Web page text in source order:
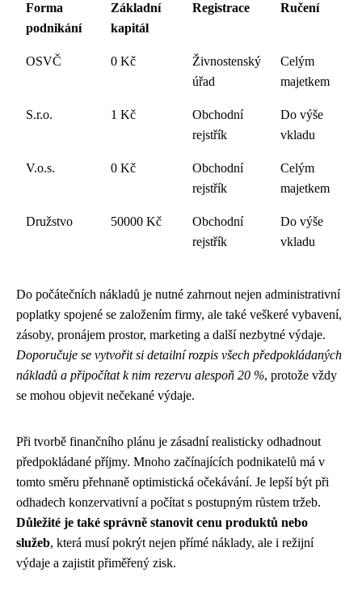
Forma
podnikání
Základní
kapitál
Registrace Ručení
OSVČ 0 Kč
Živnostenský
úřad
Celým
majetkem
S.r.o. 1 Kč
Obchodní
rejstřík
Do výše
vkladu
V.o.s. 0 Kč
Obchodní
rejstřík
Celým
majetkem
Družstvo 50000 Kč
Obchodní
rejstřík
Do výše
vkladu
Do počátečních nákladů je nutné zahrnout nejen administrativní
poplatky spojené se založením firmy, ale také veškeré vybavení,
zásoby, pronájem prostor, marketing a další nezbytné výdaje.
Doporučuje se vytvořit si detailní rozpis všech předpokládaných
nákladů a připočítat k nim rezervu alespoň 20 %, protože vždy
se mohou objevit nečekané výdaje.
Při tvorbě finančního plánu je zásadní realisticky odhadnout
předpokládané příjmy. Mnoho začínajících podnikatelů má v
tomto směru přehnaně optimistická očekávání. Je lepší být při
odhadech konzervativní a počítat s postupným růstem tržeb.
Důležité je také správně stanovit cenu produktů nebo
služeb, která musí pokrýt nejen přímé náklady, ale i režijní
výdaje a zajistit přiměřený zisk.